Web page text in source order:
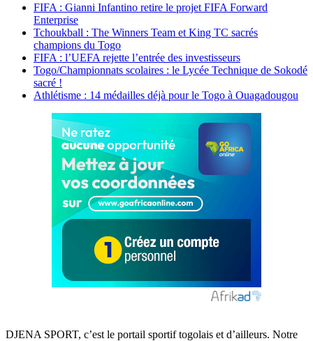
FIFA : Gianni Infantino retire le projet FIFA Forward
Enterprise
Tchoukball : The Winners Team et King TC sacrés
champions du Togo
FIFA : l’UEFA rejette l’entrée des investisseurs
Togo/Championnats scolaires : le Lycée Technique de Sokodé
sacré !
Athlétisme : 14 médailles déjà pour le Togo à Ouagadougou
DJENA SPORT, c’est le portail sportif togolais et d’ailleurs. Notre